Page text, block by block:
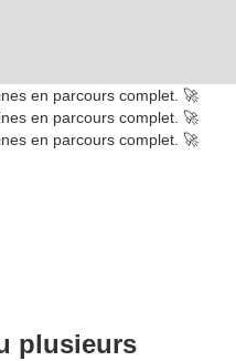
en parcours complet. 🚀
en parcours complet. 🚀
en parcours complet. 🚀
plusieurs